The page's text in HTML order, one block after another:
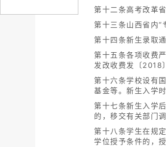
第十二条高考改革
第十三条山西省内“
第十四条新生录取
第十五条各项收费
发改收费发〔2018
第十六条学校设有
基金等。新生入学
第十七条新生入学
的，移交有关部门调
第十八条学生在规
学位授予条件的，